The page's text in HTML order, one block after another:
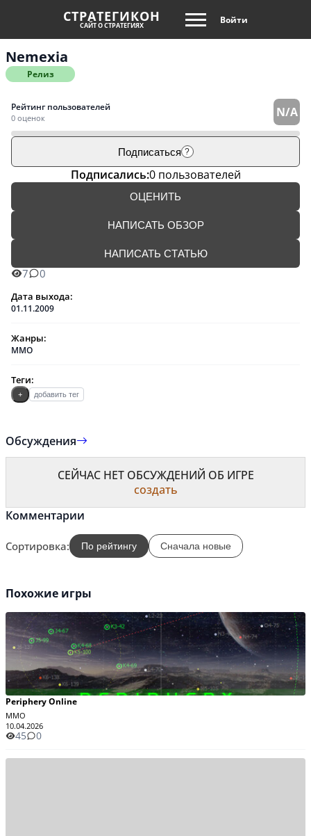
СТРАТЕГИКОН
САЙТ О СТРАТЕГИЯХ Войти
Nemexia
Релиз
Рейтинг пользователей
0 оценок N/A
Подписаться ?
Подписались:0 пользователей
ОЦЕНИТЬ
НАПИСАТЬ ОБЗОР
НАПИСАТЬ СТАТЬЮ
7 0
Дата выхода:
01.11.2009
Жанры:
MMO
Теги:
+ добавить тег
Обсуждения
СЕЙЧАС НЕТ ОБСУЖДЕНИЙ ОБ ИГРЕ
создать
Комментарии
Сортировка: По рейтингу Сначала новые
Похожие игры
Periphery Online
MMO
10.04.2026
45 0